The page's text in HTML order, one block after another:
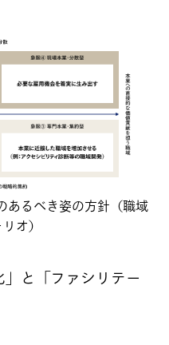
あるべき姿の方針（職域
オ）
と「ファシリテー